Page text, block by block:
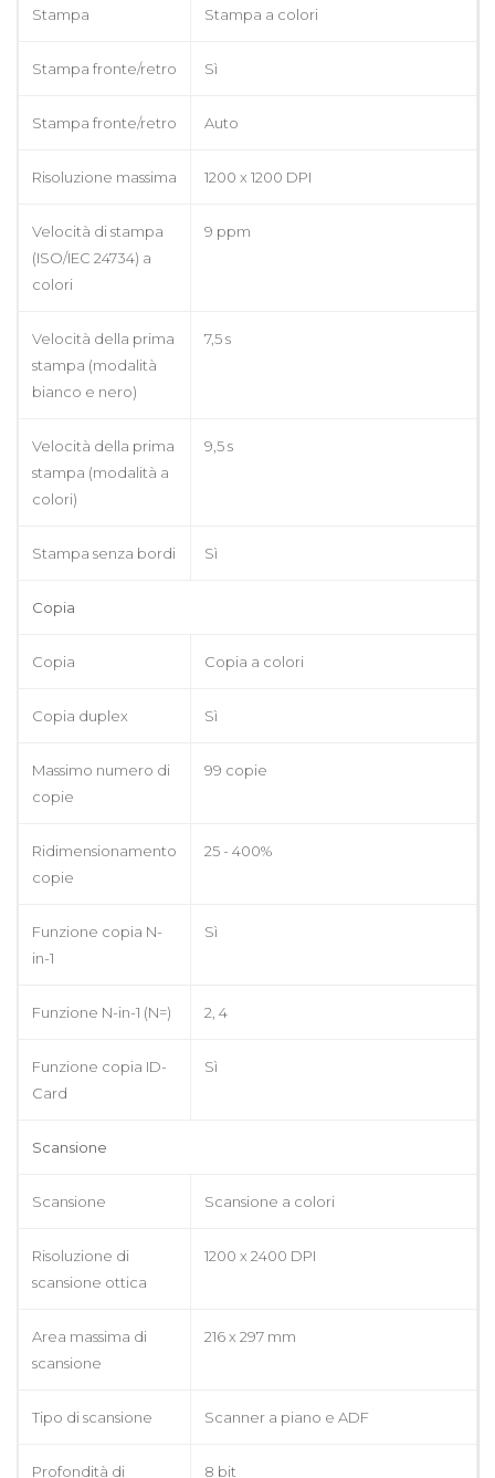
Stampa Stampa a colori
Stampa fronte/retro Sì
Stampa fronte/retro Auto
Risoluzione massima 1200 x 1200 DPI
Velocità di stampa
(ISO/IEC 24734) a
colori
9 ppm
Velocità della prima
stampa (modalità
bianco e nero)
7,5 s
Velocità della prima
stampa (modalità a
colori)
9,5 s
Stampa senza bordi Sì
Copia
Copia Copia a colori
Copia duplex Sì
Massimo numero di
copie
99 copie
Ridimensionamento
copie
25 - 400%
Funzione copia N-
in-1
Sì
Funzione N-in-1 (N=) 2, 4
Funzione copia ID-
Card
Sì
Scansione
Scansione Scansione a colori
Risoluzione di
scansione ottica
1200 x 2400 DPI
Area massima di
scansione
216 x 297 mm
Tipo di scansione Scanner a piano e ADF
Profondità di 8 bit